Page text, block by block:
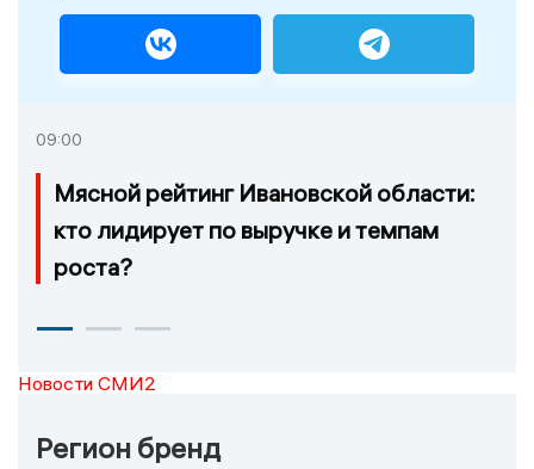
09:00
Мясной рейтинг Ивановской области:
кто лидирует по выручке и темпам
роста?
Новости СМИ2
Регион бренд